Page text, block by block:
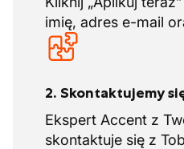
imię, adres e-mail
2. Skontaktujemy
Ekspert Accent z
skontaktuje się z